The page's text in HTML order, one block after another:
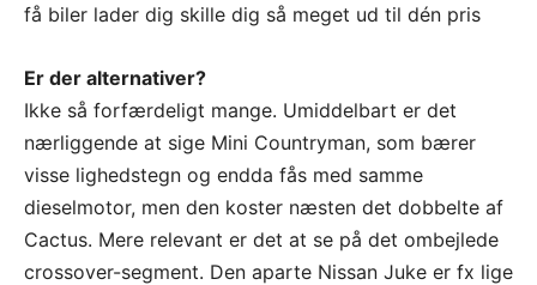
få biler lader dig skille dig så meget ud til dén pris
Er der alternativer?
Ikke så forfærdeligt mange. Umiddelbart er det
nærliggende at sige Mini Countryman, som bærer
visse lighedstegn og endda fås med samme
dieselmotor, men den koster næsten det dobbelte af
Cactus. Mere relevant er det at se på det ombejlede
crossover-segment. Den aparte Nissan Juke er fx lige